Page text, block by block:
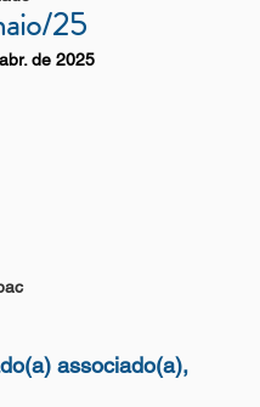
25
de 2025
associado(a),